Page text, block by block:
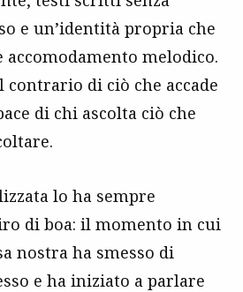
e un’identità propria che
melodico.
contrario di ciò che accade
di chi ascolta ciò che
lo ha sempre
di boa: il momento in cui
nostra ha smesso di
e ha iniziato a parlare